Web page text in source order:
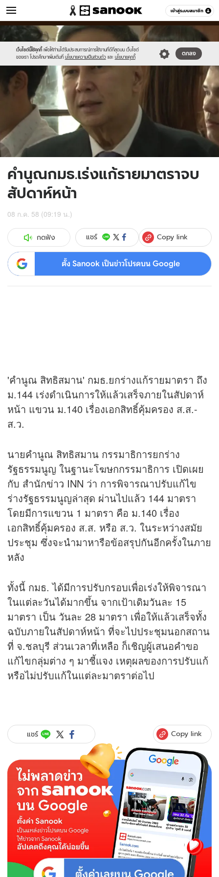
เข้าสู่ระบบสมาชิก
ข่าว หมวดอื่นๆ
เว็บไซต์นี้ใช้คุกกี้ เพื่อให้ท่านได้รับประสบการณ์การใช้งานที่ดีที่สุดบน เว็บไซต์
ของเรา โปรดศึกษาเพิ่มเติมที่ นโยบายความเป็นส่วนตัว และ นโยบายคุกกี้
ตกลง
Sanook
//s.isanook.com/sr/0/images/logo-
new-
sanook.png
600
60
//s.isanook.com/ns/0/ud/365/1825939/630379-
01.jpg
คำนูณกมธ.เร่งแก้รายมาตราจบ
สัปดาห์หน้า
08 ก.ค. 58 (09:19 น.)
กดฟัง แชร์ Copy link
ตั้ง Sanook เป็นข่าวโปรดบน Google
'คำนูณ สิทธิสมาน' กมธ.ยกร่างแก้รายมาตรา ถึง
ม.144 เร่งดำเนินการให้แล้วเสร็จภายในสัปดาห์
หน้า แขวน ม.140 เรื่องเอกสิทธิ์คุ้มครอง ส.ส.-
ส.ว.
นายคำนูณ สิทธิสมาน กรรมาธิการยกร่าง
รัฐธรรมนูญ ในฐานะโฆษกกรรมาธิการ เปิดเผย
กับ สำนักข่าว INN ว่า การพิจารณาปรับแก้ไข
ร่างรัฐธรรมนูญล่าสุด ผ่านไปแล้ว 144 มาตรา
โดยมีการแขวน 1 มาตรา คือ ม.140 เรื่อง
เอกสิทธิ์คุ้มครอง ส.ส. หรือ ส.ว. ในระหว่างสมัย
ประชุม ซึ่งจะนำมาหารือข้อสรุปกันอีกครั้งในภาย
หลัง
ทั้งนี้ กมธ. ได้มีการปรับกรอบเพื่อเร่งให้พิจารณา
ในแต่ละวันได้มากขึ้น จากเป้าเดิมวันละ 15
มาตรา เป็น วันละ 28 มาตรา เพื่อให้แล้วเสร็จทั้ง
ฉบับภายในสัปดาห์หน้า ที่จะไปประชุมนอกสถาน
ที่ จ.ชลบุรี ส่วนเวลาที่เหลือ ก็เชิญผู้เสนอคำขอ
แก้ไขกลุ่มต่าง ๆ มาชี้แจง เหตุผลของการปรับแก้
หรือไม่ปรับแก้ในแต่ละมาตราต่อไป
แชร์ Copy link